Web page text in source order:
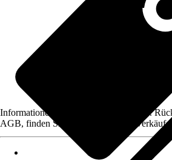
Informationen des Verkäufers, wie z. B.
AGB, finden Sie bei Klick auf den